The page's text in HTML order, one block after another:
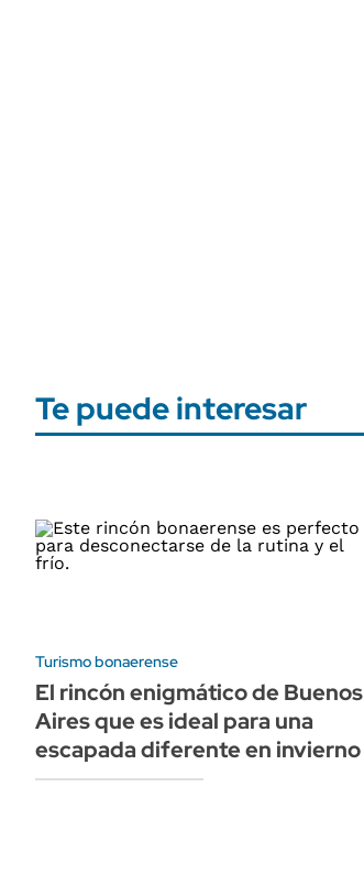
Te puede interesar
Turismo bonaerense
El rincón enigmático de Buenos
Aires que es ideal para una
escapada diferente en invierno